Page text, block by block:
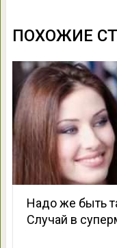
ПОХОЖИЕ
Надо же быть
Случай в